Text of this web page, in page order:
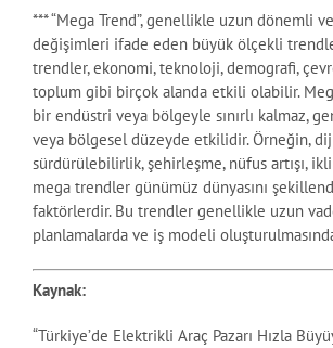
*** “Mega Trend”, genellikle uzun dönemli
değişimleri ifade eden büyük ölçekli
trendler, ekonomi, teknoloji, demografi,
toplum gibi birçok alanda etkili olabilir.
bir endüstri veya bölgeyle sınırlı kalmaz,
veya bölgesel düzeyde etkilidir. Örneğin,
sürdürülebilirlik, şehirleşme, nüfus artışı,
mega trendler günümüz dünyasını
faktörlerdir. Bu trendler genellikle uzun
planlamalarda ve iş modeli
Kaynak:
“Türkiye’de Elektrikli Araç Pazarı Hızla